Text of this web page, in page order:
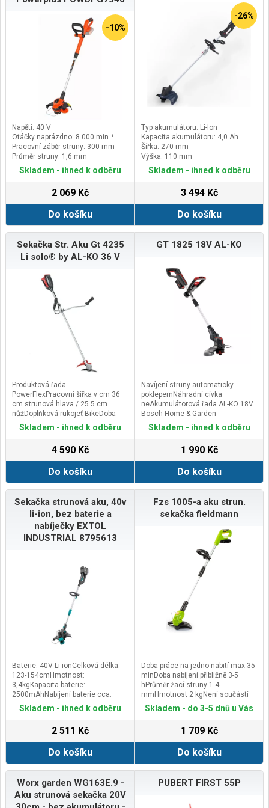
křovinořezy AL-KO řady Comfort,
případně Premium. A k preciznímu
dosečení okrajů trávníku na
menších plochách bychom mohli
doporučit i některou z elektrických
strunových sekaček AL-KO.
-10%
Napětí: 40 V
Otáčky naprázdno: 8.000 min⁻¹
Pracovní záběr struny: 300 mm
Průměr struny: 1,6 mm
Skladem - ihned k odběru
2 069 Kč
Do košíku
-26%
Typ akumulátoru: Li-Ion
Kapacita akumulátoru: 4,0 Ah
Šířka: 270 mm
Výška: 110 mm
Skladem - ihned k odběru
3 494 Kč
Do košíku
Sekačka Str. Aku Gt 4235
Li solo® by AL-KO 36 V
Produktová řada
PowerFlexPracovní šířka v cm 36
cm strunová hlava / 25.5 cm
nůžDoplňková rukojeť BikeDoba
nabíjení 2,5 hodDoba provozu až
100 minHmotnost cca v kg 3
Skladem - ihned k odběru
4 590 Kč
Do košíku
GT 1825 18V AL-KO
Navíjení struny automaticky
poklepemNáhradní cívka
neAkumulátorová řada AL-KO 18V
Bosch Home & Garden
compatibleTeleskopická rukojeť
anoOtočná žací hlava anoDělitelná
hřídel neTyp pohonu AKUPracovní
doba 2,5 Ah v min 38Značka AL-
KOProduktová řada
ComfortPracovní šířka struny v cm
Skladem - ihned k odběru
1 990 Kč
Do košíku
Sekačka strunová aku, 40v
li-ion, bez baterie a
nabíječky EXTOL
INDUSTRIAL 8795613
Baterie: 40V Li-ionCelková délka:
123-154cmHmotnost:
3,4kgKapacita baterie:
2500mAhNabíjení baterie cca:
4hodOtáčky: 7500/minPrůměr
struny: 1,6mmSklopitelná hlava:
30cmVýdrž - bez zatížení cca:
44minVýdrž - v zatížení s
přestávkami: 57-102minZáběr
sekání: 30cmZnačka: EXTOL
INDUSTRIAL
Skladem - ihned k odběru
2 511 Kč
Do košíku
Fzs 1005-a aku strun.
sekačka fieldmann
Doba práce na jedno nabití max 35
minDoba nabíjení přibližně 3-5
hPrůměr žací struny 1.4
mmHmotnost 2 kgNení součástí
Fast Power 20V řady.Kompatibilní
sFZS 9019 Náhradní strunaFZS
Skladem - do 3-5 dnů u Vás
1 709 Kč
Do košíku
Worx garden WG163E.9 -
Aku strunová sekačka 20V
PUBERT FIRST 55P